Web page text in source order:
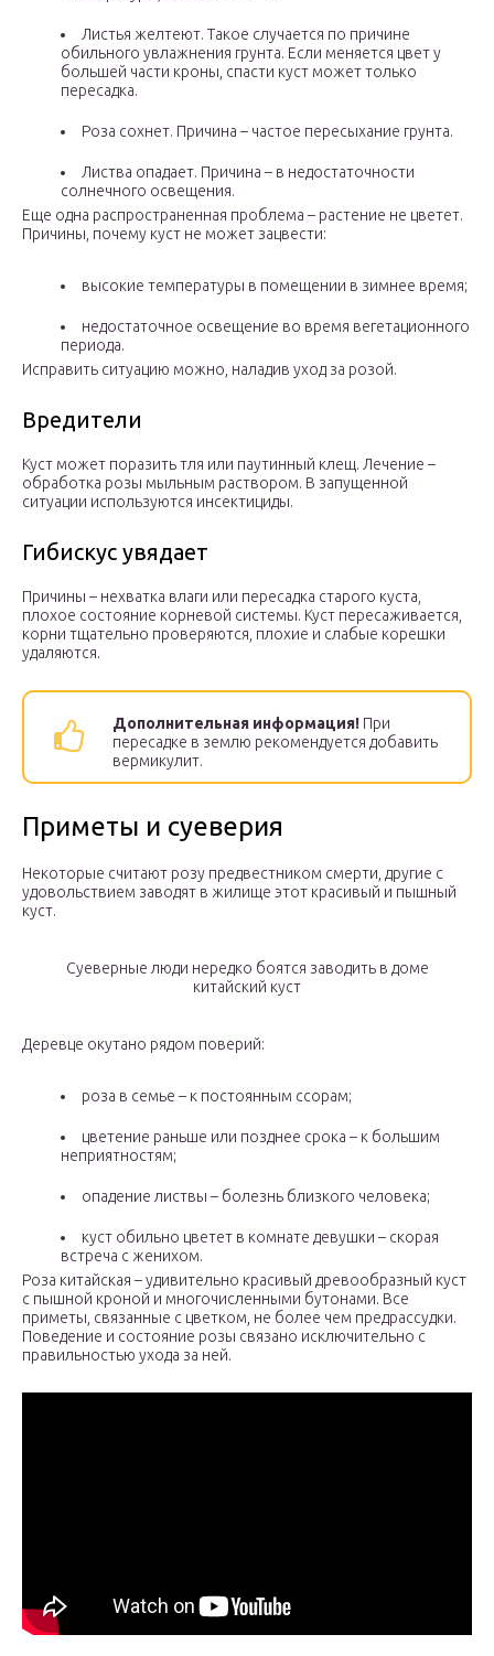
Листья желтеют. Такое случается по причине
обильного увлажнения грунта. Если меняется цвет у
большей части кроны, спасти куст может только
пересадка.
Роза сохнет. Причина – частое пересыхание грунта.
Листва опадает. Причина – в недостаточности
солнечного освещения.
Еще одна распространенная проблема – растение не цветет.
Причины, почему куст не может зацвести:
высокие температуры в помещении в зимнее время;
недостаточное освещение во время вегетационного
периода.
Исправить ситуацию можно, наладив уход за розой.
Вредители
Куст может поразить тля или паутинный клещ. Лечение –
обработка розы мыльным раствором. В запущенной
ситуации используются инсектициды.
Гибискус увядает
Причины – нехватка влаги или пересадка старого куста,
плохое состояние корневой системы. Куст пересаживается,
корни тщательно проверяются, плохие и слабые корешки
удаляются.
Дополнительная информация! При
пересадке в землю рекомендуется добавить
вермикулит.
Приметы и суеверия
Некоторые считают розу предвестником смерти, другие с
удовольствием заводят в жилище этот красивый и пышный
куст.
Суеверные люди нередко боятся заводить в доме
китайский куст
Деревце окутано рядом поверий:
роза в семье – к постоянным ссорам;
цветение раньше или позднее срока – к большим
неприятностям;
опадение листвы – болезнь близкого человека;
куст обильно цветет в комнате девушки – скорая
встреча с женихом.
Роза китайская – удивительно красивый древообразный куст
с пышной кроной и многочисленными бутонами. Все
приметы, связанные с цветком, не более чем предрассудки.
Поведение и состояние розы связано исключительно с
правильностью ухода за ней.